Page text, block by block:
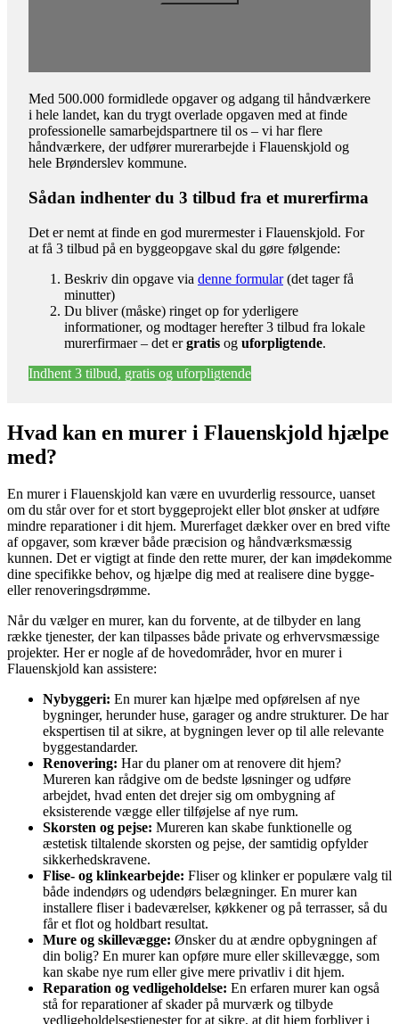
Med 500.000 formidlede opgaver og adgang til håndværkere
i hele landet, kan du trygt overlade opgaven med at finde
professionelle samarbejdspartnere til os – vi har flere
håndværkere, der udfører murerarbejde i Flauenskjold og
hele Brønderslev kommune.
Sådan indhenter du 3 tilbud fra et murerfirma
Det er nemt at finde en god murermester i Flauenskjold. For
at få 3 tilbud på en byggeopgave skal du gøre følgende:
Beskriv din opgave via denne formular(det tager få
minutter)
Du bliver (måske) ringet op for yderligere
informationer, og modtager herefter 3 tilbud fra lokale
murerfirmaer – det ergratis og uforpligtende.
Indhent 3 tilbud, gratis og uforpligtende
Hvad kan en murer i Flauenskjold hjælpe
med?
En murer i Flauenskjold kan være en uvurderlig ressource, uanset
om du står over for et stort byggeprojekt eller blot ønsker at udføre
mindre reparationer i dit hjem. Murerfaget dækker over en bred vifte
af opgaver, som kræver både præcision og håndværksmæssig
kunnen. Det er vigtigt at finde den rette murer, der kan imødekomme
dine specifikke behov, og hjælpe dig med at realisere dine bygge-
eller renoveringsdrømme.
Når du vælger en murer, kan du forvente, at de tilbyder en lang
række tjenester, der kan tilpasses både private og erhvervsmæssige
projekter. Her er nogle af de hovedområder, hvor en murer i
Flauenskjold kan assistere:
Nybyggeri: En murer kan hjælpe med opførelsen af nye
bygninger, herunder huse, garager og andre strukturer. De har
ekspertisen til at sikre, at bygningen lever op til alle relevante
byggestandarder.
Renovering: Har du planer om at renovere dit hjem?
Mureren kan rådgive om de bedste løsninger og udføre
arbejdet, hvad enten det drejer sig om ombygning af
eksisterende vægge eller tilføjelse af nye rum.
Skorsten og pejse: Mureren kan skabe funktionelle og
æstetisk tiltalende skorsten og pejse, der samtidig opfylder
sikkerhedskravene.
Flise- og klinkearbejde: Fliser og klinker er populære valg til
både indendørs og udendørs belægninger. En murer kan
installere fliser i badeværelser, køkkener og på terrasser, så du
får et flot og holdbart resultat.
Mure og skillevægge: Ønsker du at ændre opbygningen af
din bolig? En murer kan opføre mure eller skillevægge, som
kan skabe nye rum eller give mere privatliv i dit hjem.
Reparation og vedligeholdelse: En erfaren murer kan også
stå for reparationer af skader på murværk og tilbyde
vedligeholdelsestjenester for at sikre, at dit hjem forbliver i